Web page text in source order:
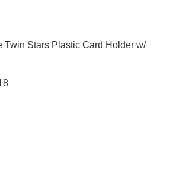
Twin Stars Plastic Card Holder w/